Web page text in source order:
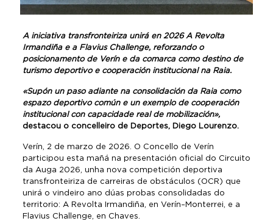
A iniciativa transfronteiriza unirá en 2026 A Revolta
Irmandiña e a Flavius Challenge, reforzando o
posicionamento de Verín e da comarca como destino de
turismo deportivo e cooperación institucional na Raia.
«Supón un paso adiante na consolidación da Raia como
espazo deportivo común e un exemplo de cooperación
institucional con capacidade real de mobilización»,
destacou o concelleiro de Deportes, Diego Lourenzo.
Verín, 2 de marzo de 2026. O Concello de Verín
participou esta mañá na presentación oficial do Circuito
da Auga 2026, unha nova competición deportiva
transfronteiriza de carreiras de obstáculos (OCR) que
unirá o vindeiro ano dúas probas consolidadas do
territorio: A Revolta Irmandiña, en Verín–Monterrei, e a
Flavius Challenge, en Chaves.